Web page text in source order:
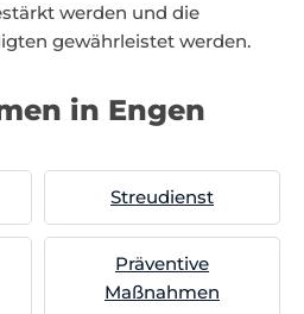
werden und die
gewährleistet werden.
in Engen
Streudienst
Präventive
Maßnahmen